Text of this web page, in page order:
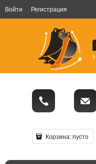
Войти Регистрация
Корзина:пусто